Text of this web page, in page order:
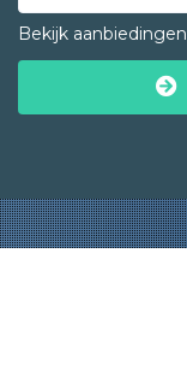
Bekijk aanbiedingen